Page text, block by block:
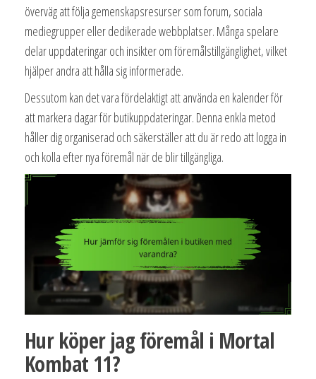
överväg att följa gemenskapsresurser som forum, sociala
mediegrupper eller dedikerade webbplatser. Många spelare
delar uppdateringar och insikter om föremålstillgänglighet, vilket
hjälper andra att hålla sig informerade.
Dessutom kan det vara fördelaktigt att använda en kalender för
att markera dagar för butikuppdateringar. Denna enkla metod
håller dig organiserad och säkerställer att du är redo att logga in
och kolla efter nya föremål när de blir tillgängliga.
Hur köper jag föremål i Mortal
Kombat 11?